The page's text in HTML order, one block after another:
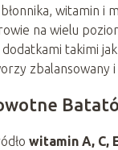
witamin i
na wielu
takimi
zbalansowany i
witamin A, C,